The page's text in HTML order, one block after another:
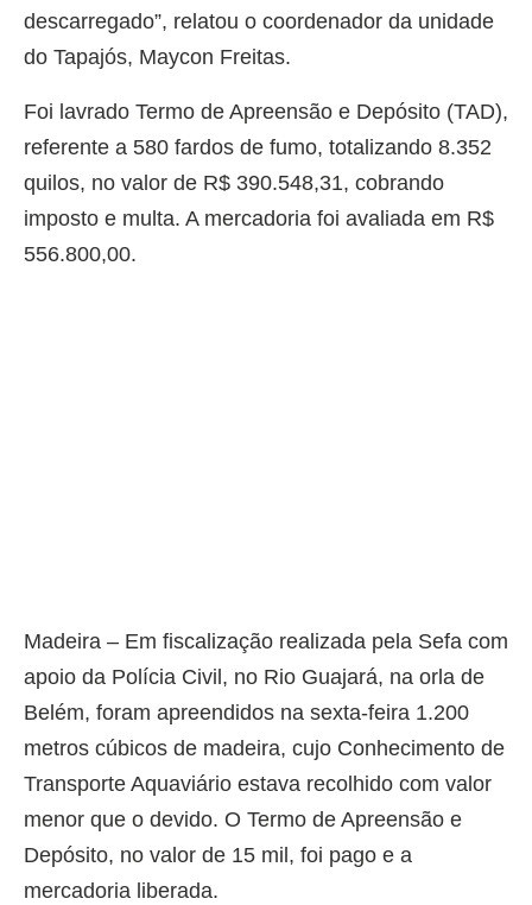
descarregado”, relatou o coordenador da unidade
do Tapajós, Maycon Freitas.
Foi lavrado Termo de Apreensão e Depósito (TAD),
referente a 580 fardos de fumo, totalizando 8.352
quilos, no valor de R$ 390.548,31, cobrando
imposto e multa. A mercadoria foi avaliada em R$
556.800,00.
Madeira – Em fiscalização realizada pela Sefa com
apoio da Polícia Civil, no Rio Guajará, na orla de
Belém, foram apreendidos na sexta-feira 1.200
metros cúbicos de madeira, cujo Conhecimento de
Transporte Aquaviário estava recolhido com valor
menor que o devido. O Termo de Apreensão e
Depósito, no valor de 15 mil, foi pago e a
mercadoria liberada.